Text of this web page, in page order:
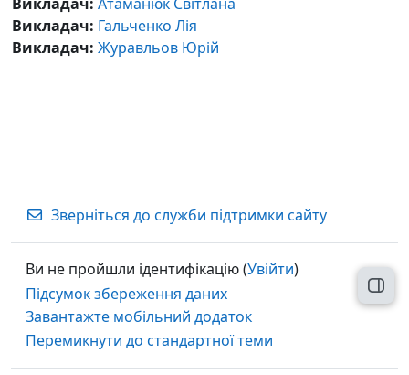
Викладач: Гальченко Лія
Викладач: Журавльов Юрій
Зверніться до служби підтримки сайту
Ви не пройшли ідентифікацію (Увійти)
Підсумок збереження даних
Завантажте мобільний додаток
Перемикнути до стандартної теми